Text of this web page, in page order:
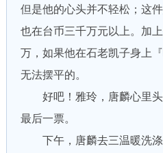
但是他的心头并不轻松；这
也在台币三千万元以上。加
万，如果他在石老凯子身上
无法摆平的。
好吧！雅玲，唐麟心里头
最后一票。
下午，唐麟去三温暖洗涤